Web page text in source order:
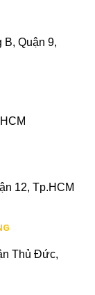
Quận 9,
12, Tp.HCM
Thủ Đức,